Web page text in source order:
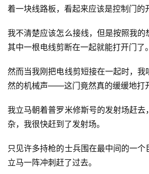
着一块线路板，看起来应该是控制门的
我不清楚应该怎么接线，但是按照我的
其中一根电线剪断在一起就能打开门了。
然而当我刚把电线剪短接在一起时，我
然的机械声——这门竟然真的缓缓地打
我立马朝着普罗米修斯号的发射场赶去
杂，我很快赶到了发射场。
只见许多持枪的士兵围在最中间的一
立马一阵冲刺赶了过去。